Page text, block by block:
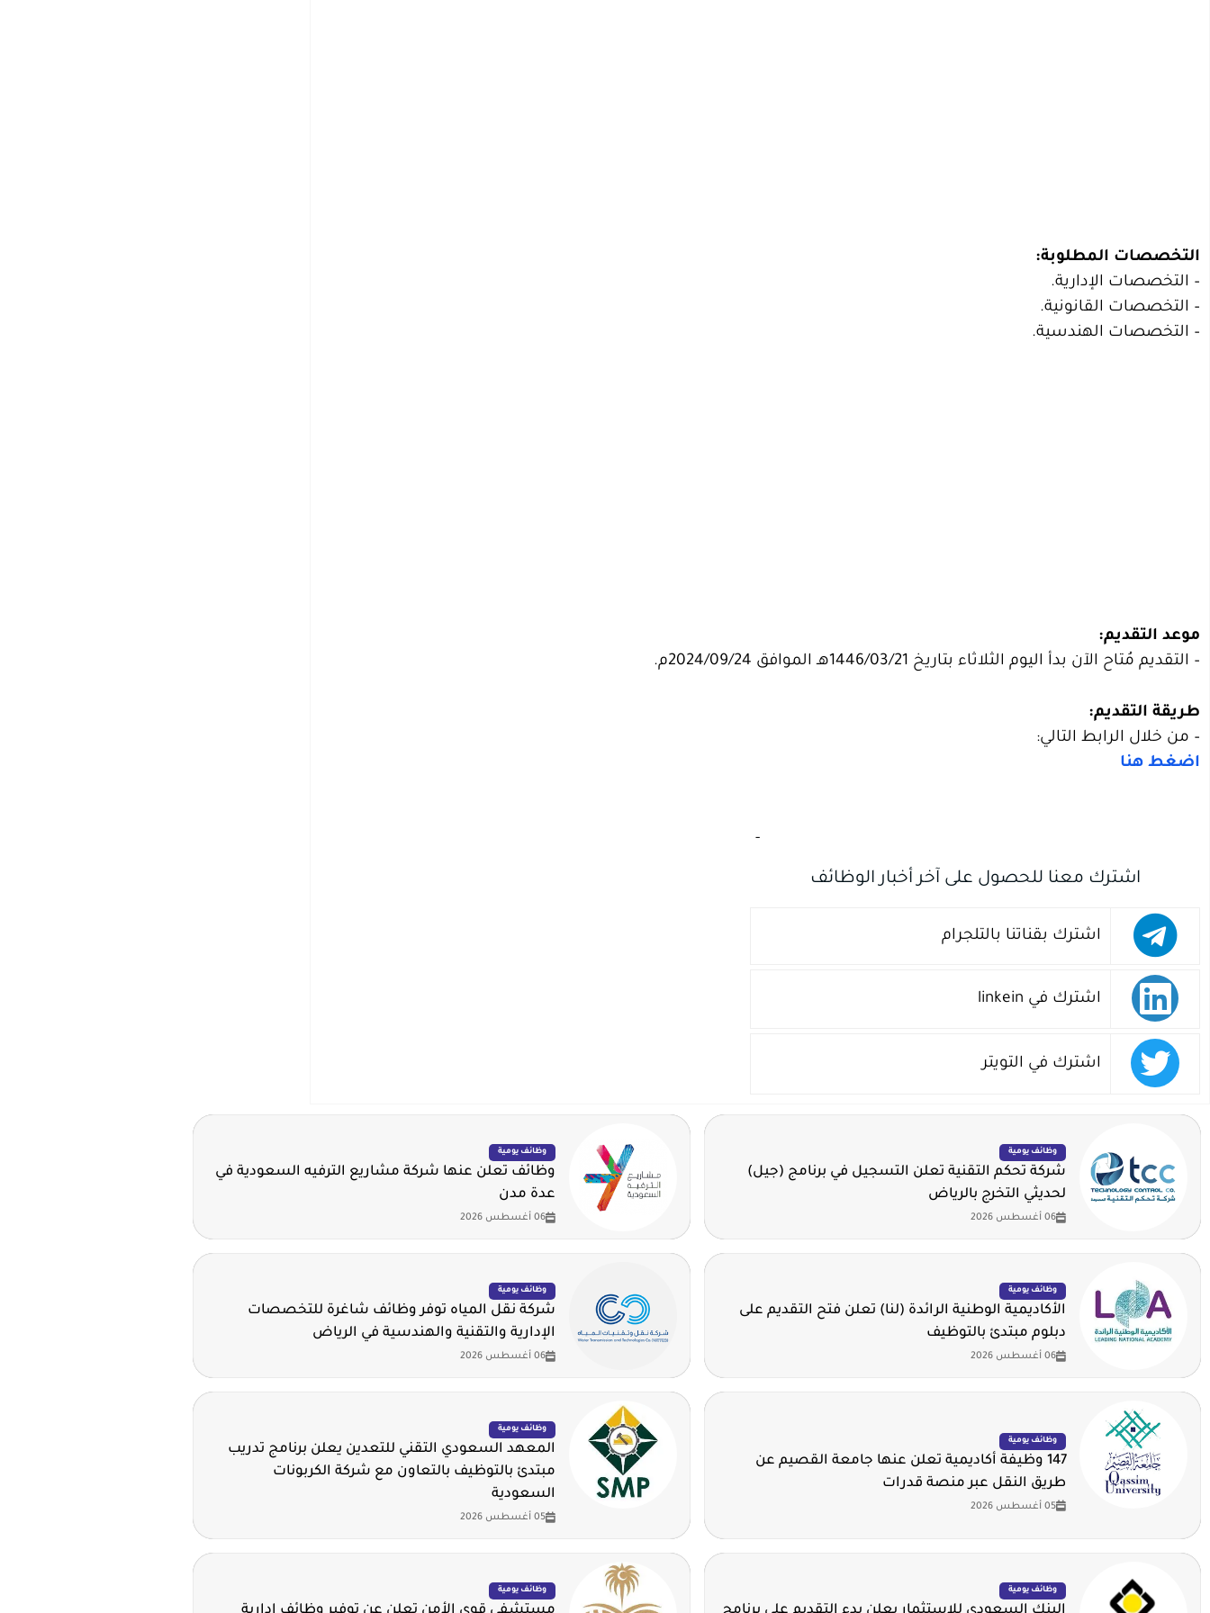
التخصصات المطلوبة:
– التخصصات الإدارية.
– التخصصات القانونية.
– التخصصات الهندسية.
موعد التقديم:
– التقديم مُتاح الآن بدأ اليوم الثلاثاء بتاريخ 1446/03/21هـ الموافق 2024/09/24م.
طريقة التقديم:
– من خلال الرابط التالي:
اضغط هنا
-‏
اشترك معنا للحصول على آخر أخبار الوظائف
اشترك بقناتنا بالتلجرام
اشترك في linkein
اشترك في التويتر
وظائف يومية
شركة تحكم التقنية تعلن التسجيل في برنامج (جيل)
لحديثي التخرج بالرياض
06 أغسطس 2026
وظائف يومية
وظائف تعلن عنها شركة مشاريع الترفيه السعودية في
عدة مدن
06 أغسطس 2026
وظائف يومية
الأكاديمية الوطنية الرائدة (لنا) تعلن فتح التقديم على
دبلوم مبتدئ بالتوظيف
06 أغسطس 2026
وظائف يومية
شركة نقل المياه توفر وظائف شاغرة للتخصصات
الإدارية والتقنية والهندسية في الرياض
06 أغسطس 2026
وظائف يومية
147 وظيفة أكاديمية تعلن عنها جامعة القصيم عن
طريق النقل عبر منصة قدرات
05 أغسطس 2026
وظائف يومية
المعهد السعودي التقني للتعدين يعلن برنامج تدريب
مبتدئ بالتوظيف بالتعاون مع شركة الكربونات
السعودية
05 أغسطس 2026
وظائف يومية وظائف يومية